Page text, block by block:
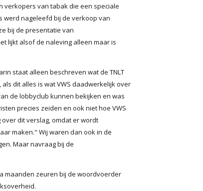
verkopers van tabak die een speciale
werd nageleefd bij de verkoop van
bij de presentatie van
lijkt alsof de naleving alleen maar is
staat alleen beschreven wat de TNLT
dit alles is wat VWS daadwerkelijk over
de lobbyclub kunnen bekijken en was
precies zeiden en ook niet hoe VWS
dit verslag, omdat er wordt
maken." Wij waren dan ook in de
Maar navraag bij de
maanden zeuren bij de woordvoerder